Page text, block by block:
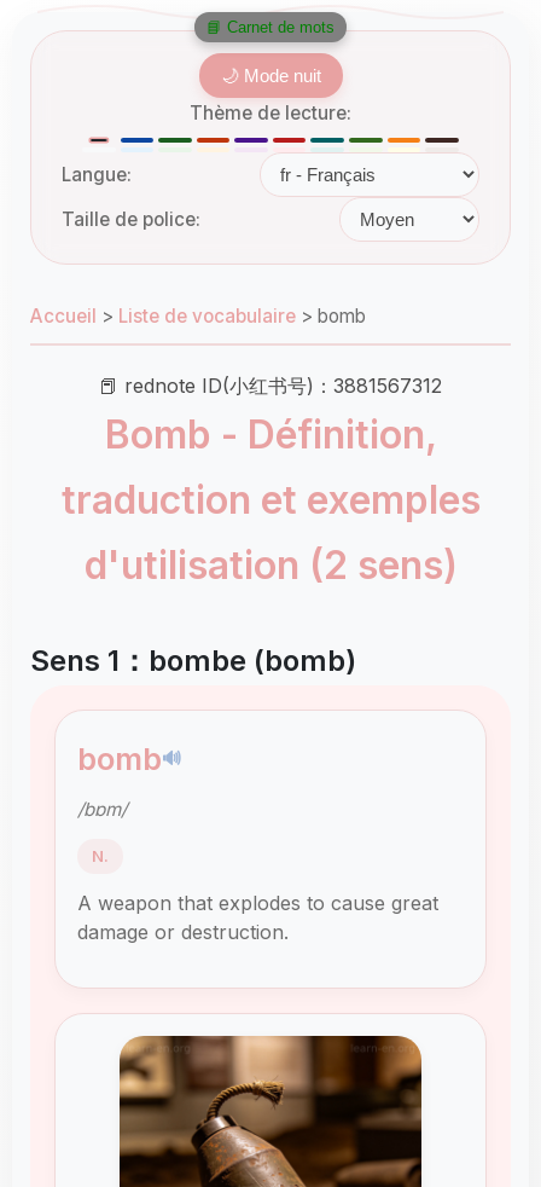
🌙 Mode nuit
Thème de lecture:
Langue:
Taille de police:
Accueil > Liste de vocabulaire > bomb
📕 rednote ID(小红书号)：3881567312
Bomb - Définition,
traduction et exemples
d'utilisation (2 sens)
Sens 1：bombe (bomb)
bomb🔊
/bɒm/
N.
A weapon that explodes to cause great
damage or destruction.
📘 Carnet de mots